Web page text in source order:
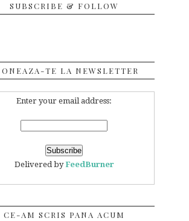
SUBSCRIBE & FOLLOW
TE LA NEWSLETTER
Enter your email address:
Delivered byFeedBurner
CE-AM SCRIS PANA ACUM